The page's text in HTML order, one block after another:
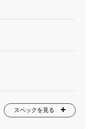
スペックを見る